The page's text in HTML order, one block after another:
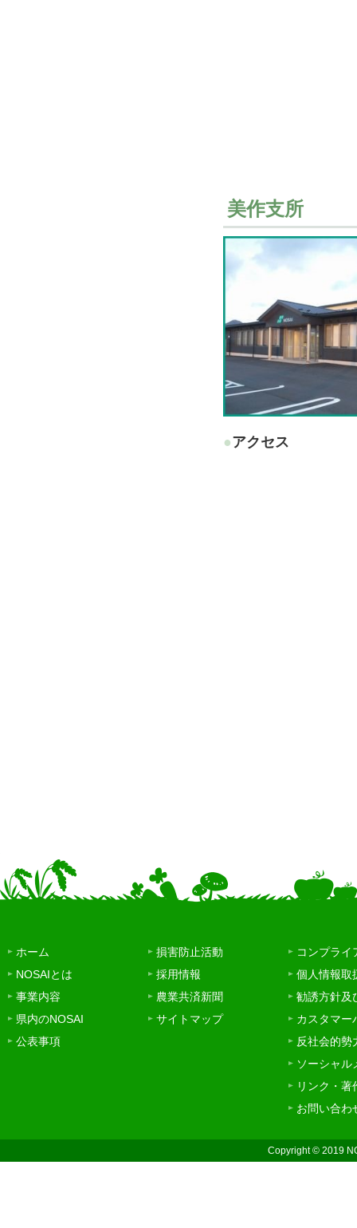
美作支所
●アクセス
ホーム
NOSAIとは
事業内容
県内のNOSAI
公表事項
損害防止活動
採用情報
農業共済新聞
サイトマップ
コンプライ
個人情報取
勧誘方針及
カスタマー
反社会的勢
ソーシャル
リンク・著
お問い合わ
Copyright © 2019